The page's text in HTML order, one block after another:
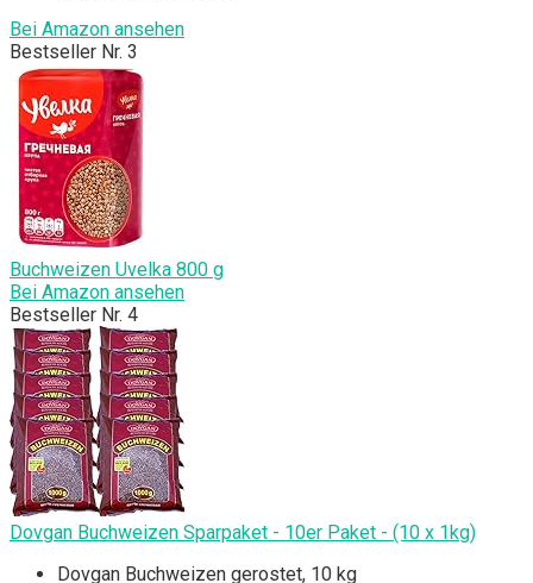
Bei Amazon ansehen
Bestseller Nr. 3
Buchweizen Uvelka 800 g
Bei Amazon ansehen
Bestseller Nr. 4
Dovgan Buchweizen Sparpaket - 10er Paket - (10 x 1kg)
Dovgan Buchweizen gerostet, 10 kg